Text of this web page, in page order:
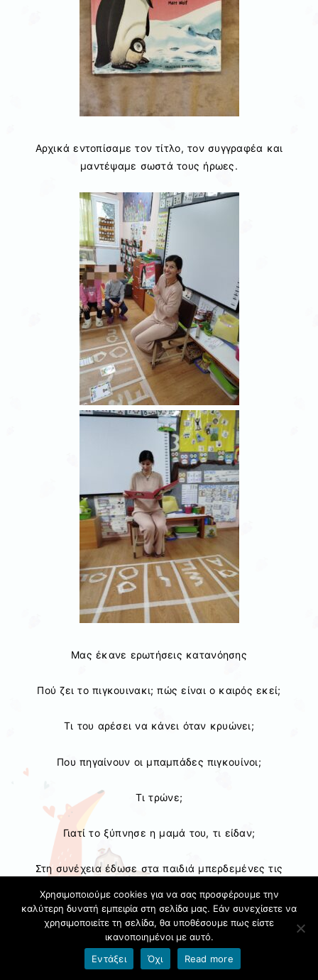
Αρχικά εντοπίσαμε τον τίτλο, τον συγγραφέα και
μαντέψαμε σωστά τους ήρωες.
Μας έκανε ερωτήσεις κατανόησης
Πού ζει το πιγκουινακι; πώς είναι ο καιρός εκεί;
Τι του αρέσει να κάνει όταν κρυώνει;
Που πηγαίνουν οι μπαμπάδες πιγκουίνοι;
Τι τρώνε;
Γιατί το ξύπνησε η μαμά του, τι είδαν;
Στη συνέχεια έδωσε στα παιδιά μπερδεμένες τις
Χρησιμοποιούμε cookies για να σας προσφέρουμε την
καλύτερη δυνατή εμπειρία στη σελίδα μας. Εάν συνεχίσετε να
χρησιμοποιείτε τη σελίδα, θα υποθέσουμε πως είστε
ικανοποιημένοι με αυτό.
Εντάξει
Όχι Read more